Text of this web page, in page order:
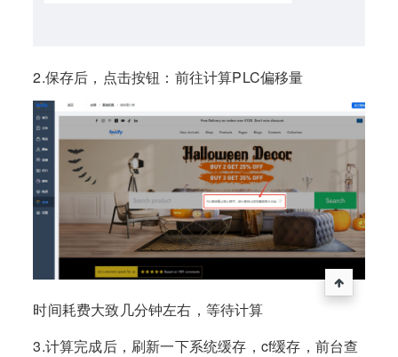
2.保存后，点击按钮：前往计算PLC偏移量
时间耗费大致几分钟左右，等待计算
3.计算完成后，刷新一下系统缓存，cf缓存，前台查